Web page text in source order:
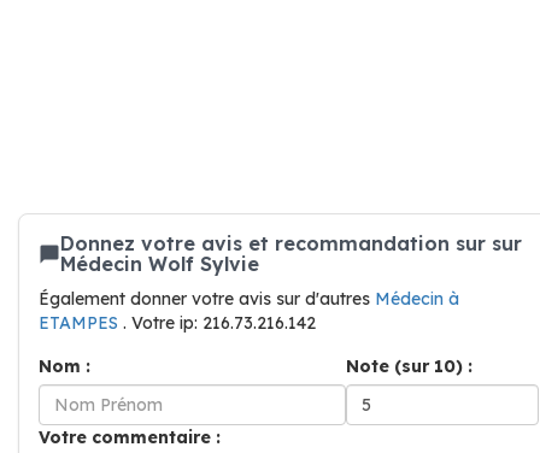
Donnez votre avis et recommandation sur sur
Médecin Wolf Sylvie
Également donner votre avis sur d'autres Médecin à
ETAMPES . Votre ip: 216.73.216.142
Nom :
Note (sur 10) :
Votre commentaire :